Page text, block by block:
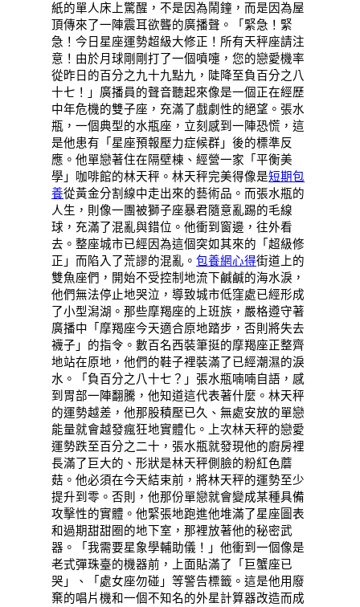
紙的單人床上驚醒，不是因為鬧鐘，而是因為屋
頂傳來了一陣震耳欲聾的廣播聲。「緊急！緊
急！今日星座運勢超級大修正！所有天秤座請注
意！由於月球剛剛打了一個噴嚏，您的戀愛機率
從昨日的百分之九十九點九，陡降至負百分之八
十七！」廣播員的聲音聽起來像是一個正在經歷
中年危機的雙子座，充滿了戲劇性的絕望。張水
瓶，一個典型的水瓶座，立刻感到一陣恐慌，這
是他患有「星座預報壓力症候群」後的標準反
應。他單戀著住在隔壁棟、經營一家「平衡美
學」咖啡館的林天秤。林天秤完美得像是短期包
養從黃金分割線中走出來的藝術品。而張水瓶的
人生，則像一團被獅子座暴君隨意亂踢的毛線
球，充滿了混亂與錯位。他衝到窗邊，往外看
去。整座城市已經因為這個突如其來的「超級修
正」而陷入了荒謬的混亂。包養網心得街道上的
雙魚座們，開始不受控制地流下鹹鹹的海水淚，
他們無法停止地哭泣，導致城市低窪處已經形成
了小型潟湖。那些摩羯座的上班族，嚴格遵守著
廣播中「摩羯座今天適合原地踏步，否則將失去
襪子」的指令。數百名西裝筆挺的摩羯座正整齊
地站在原地，他們的鞋子裡裝滿了已經潮濕的淚
水。「負百分之八十七？」張水瓶喃喃自語，感
到胃部一陣翻騰，他知道這代表著什麼。林天秤
的運勢越差，他那股積壓已久、無處安放的單戀
能量就會越發瘋狂地實體化。上次林天秤的戀愛
運勢跌至百分之二十，張水瓶就發現他的廚房裡
長滿了巨大的、形狀是林天秤側臉的粉紅色蘑
菇。他必須在今天結束前，將林天秤的運勢至少
提升到零。否則，他那份單戀就會變成某種具備
攻擊性的實體。他緊張地跑進他堆滿了星座圖表
和過期甜甜圈的地下室，那裡放著他的秘密武
器。「我需要星象學輔助儀！」他衝到一個像是
老式彈珠臺的機器前，上面貼滿了「巨蟹座已
哭」、「處女座勿碰」等警告標籤。這是他用廢
棄的唱片機和一個不知名的外星計算器改造而成